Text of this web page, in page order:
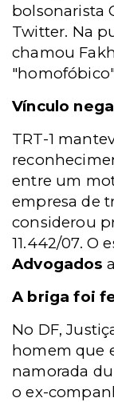
bolsonarista
Twitter. Na
chamou
Vínculo
TRT-1
entre um
empresa de
considerou
11.442/07. O
Advogados
A briga foi
No DF,
homem que
namorada
o ex-